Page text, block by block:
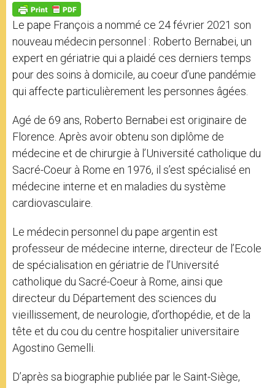
p
p
g
e
r
o
k
Le pape François a nommé ce 24 février 2021 son
nouveau médecin personnel : Roberto Bernabei, un
expert en gériatrie qui a plaidé ces derniers temps
pour des soins à domicile, au coeur d’une pandémie
qui affecte particulièrement les personnes âgées.
Agé de 69 ans, Roberto Bernabei est originaire de
Florence. Après avoir obtenu son diplôme de
médecine et de chirurgie à l’Université catholique du
Sacré-Coeur à Rome en 1976, il s’est spécialisé en
médecine interne et en maladies du système
cardiovasculaire.
Le médecin personnel du pape argentin est
professeur de médecine interne, directeur de l’Ecole
de spécialisation en gériatrie de l’Université
catholique du Sacré-Coeur à Rome, ainsi que
directeur du Département des sciences du
vieillissement, de neurologie, d’orthopédie, et de la
tête et du cou du centre hospitalier universitaire
Agostino Gemelli.
D’après sa biographie publiée par le Saint-Siège,